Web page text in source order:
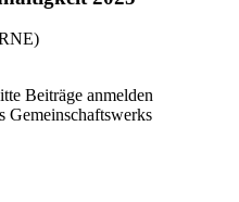
Beiträge anmelden
Gemeinschaftswerks